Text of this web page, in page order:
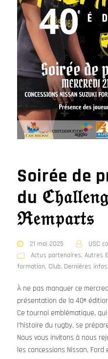
Soirée de
du
ℜ𝔢𝔪𝔭𝔞𝔯𝔱𝔰
21 mai 2025
USC
Actus partenaires, Autres
formation, Club, Dernières infos
À ne pas manquer ce
présentation de la 40ᵉ
Ce tournoi emblématique,
l’histoire du rugby, se
Nous vous invitons à nous
les concessions Nissan, Ford